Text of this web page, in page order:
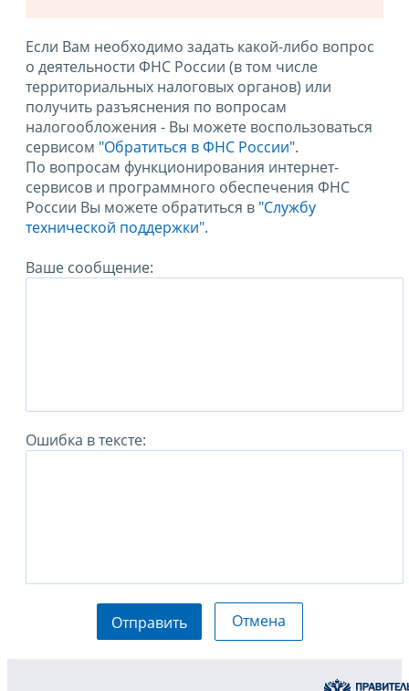
Если Вам необходимо задать какой-либо вопрос
о деятельности ФНС России (в том числе
территориальных налоговых органов) или
получить разъяснения по вопросам
налогообложения - Вы можете воспользоваться
сервисом "Обратиться в ФНС России".
По вопросам функционирования интернет-
сервисов и программного обеспечения ФНС
России Вы можете обратиться в "Службу
технической поддержки".
Ваше сообщение:
Ошибка в тексте:
Отправить Отмена